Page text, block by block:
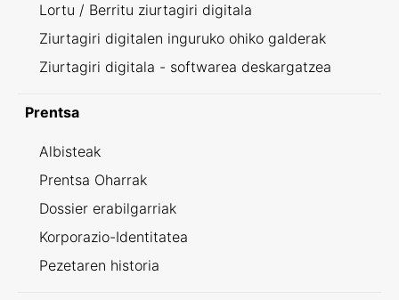
Lortu / Berritu ziurtagiri digitala
Ziurtagiri digitalen inguruko ohiko galderak
Ziurtagiri digitala - softwarea deskargatzea
Prentsa
Albisteak
Prentsa Oharrak
Dossier erabilgarriak
Korporazio-Identitatea
Pezetaren historia